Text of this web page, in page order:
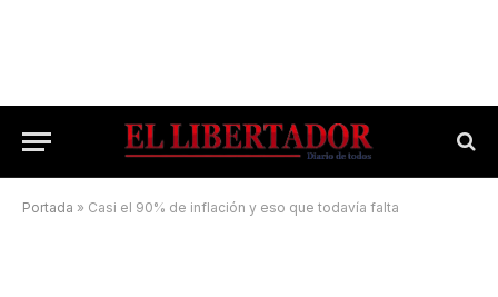
Portada » Casi el 90% de inflación y eso que todavía falta